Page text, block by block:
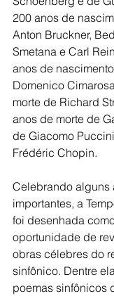
200 anos de
Anton Bruckner,
Smetana e Carl
anos de
Domenico
morte de Richard
anos de morte de
de Giacomo
Frédéric Chopin.
Celebrando alguns
importantes, a
foi desenhada
oportunidade de
obras célebres do
sinfônico. Dentre
poemas sinfônicos